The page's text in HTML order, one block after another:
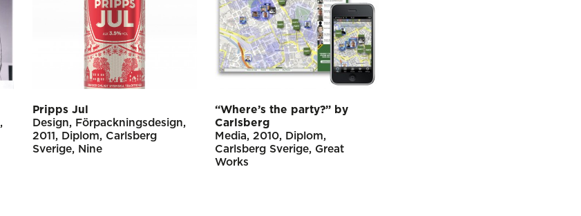
Pripps Jul
Design
Förpackningsdesign
2011
Diplom
Carlsberg
Sverige
Nine
“Where’s the party?” by
Carlsberg
Media
2010
Diplom
Carlsberg Sverige
Great
Works